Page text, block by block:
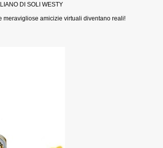
DI SOLI WESTY
meravigliose amicizie virtuali diventano reali!